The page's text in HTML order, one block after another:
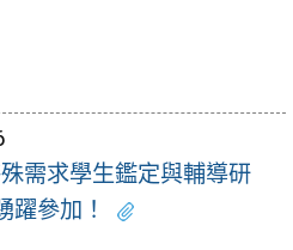
需求學生鑑定與輔導研
躍參加！